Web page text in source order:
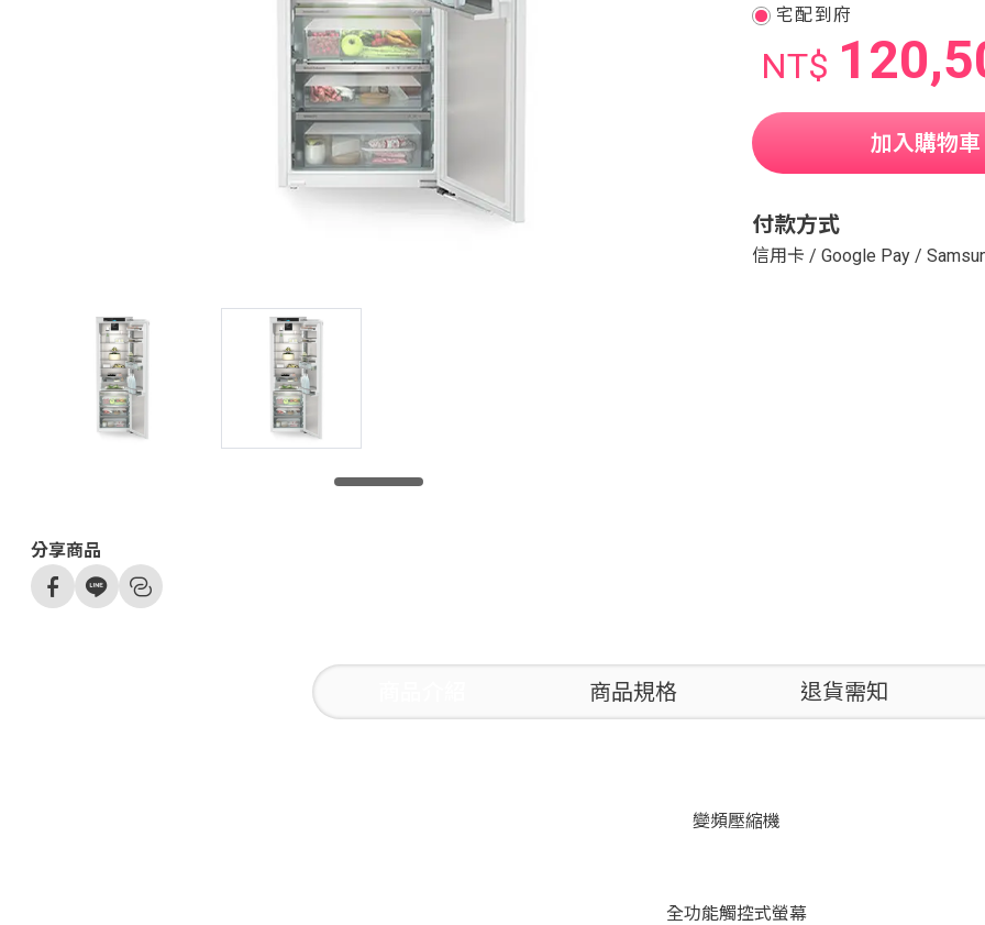
分享商品
宅配到府
NT$
加入購物車
付款方式
信用卡 / Google Pay /
商品規格 退貨需知
變頻壓縮機
全功能觸控式螢幕